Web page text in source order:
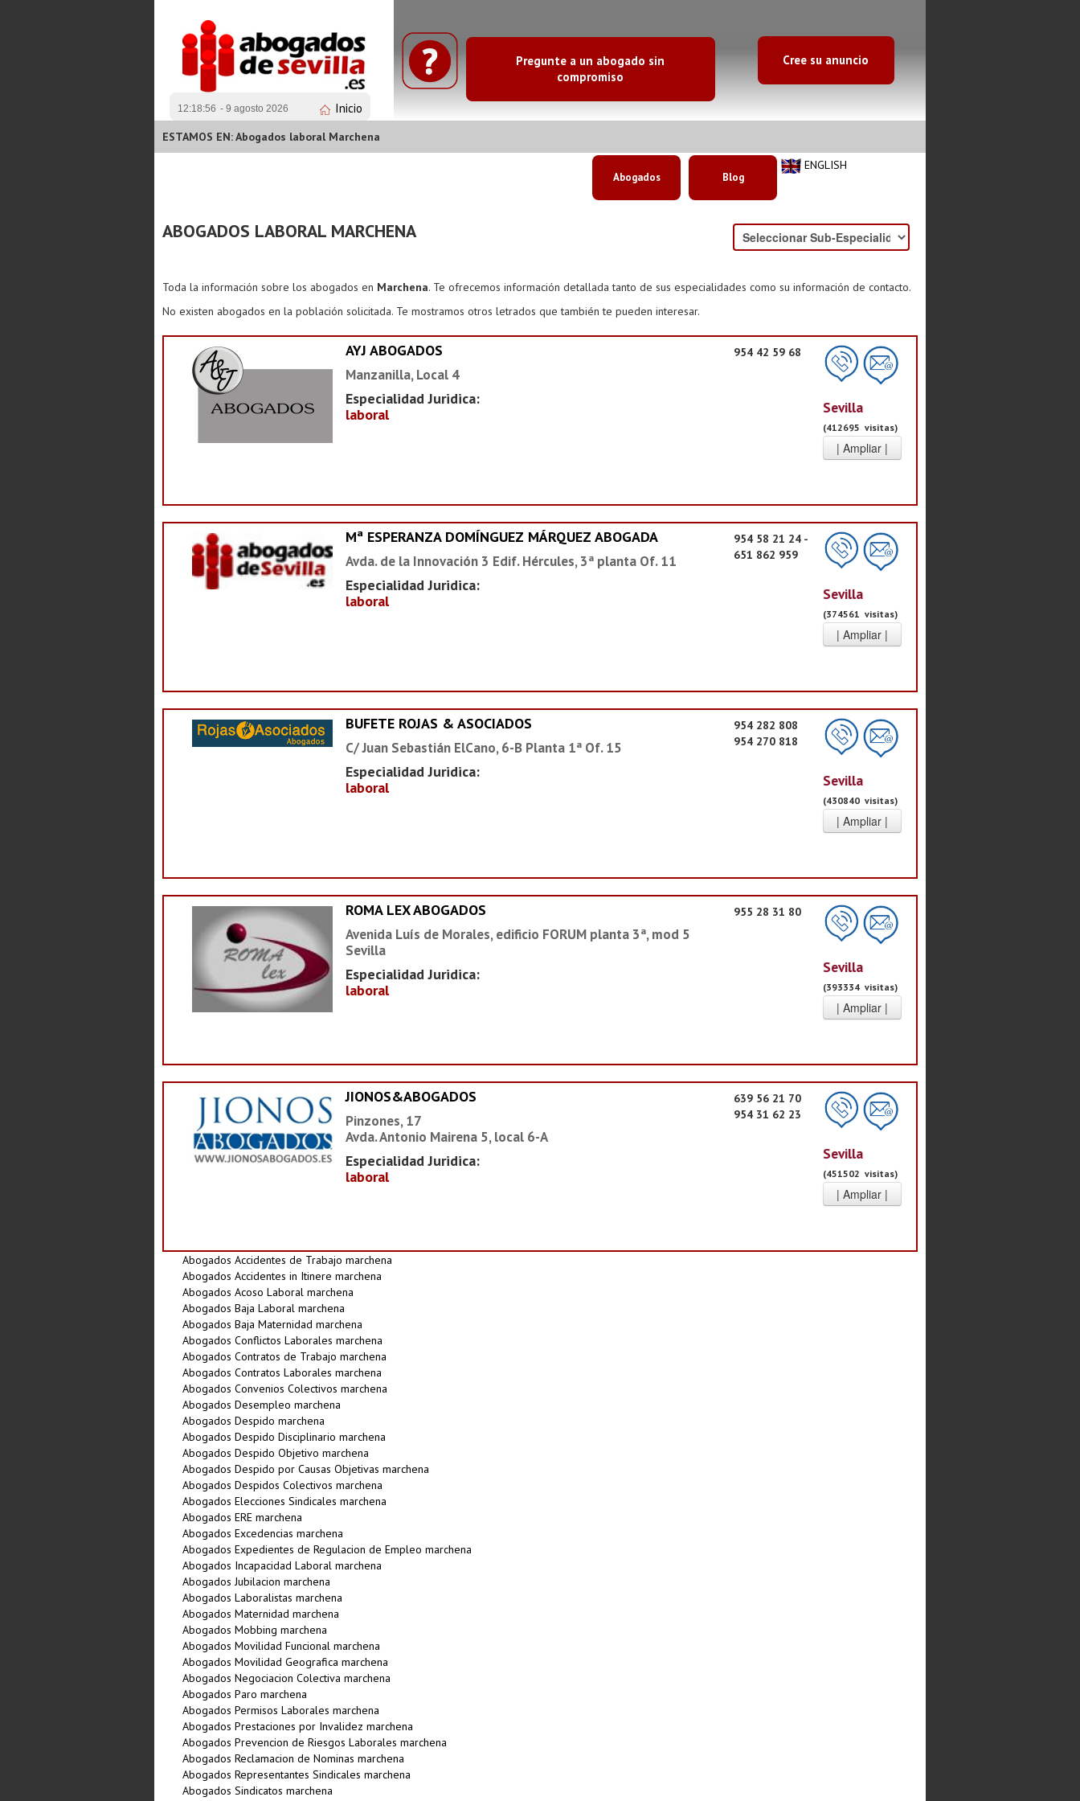
12:18:56 - 9 agosto 2026 Inicio
Pregunte a un abogado sin
compromiso
Cree su anuncio
ESTAMOS EN: Abogados laboral Marchena
ENGLISH
Abogados Blog
ABOGADOS LABORAL MARCHENA
Toda la información sobre los abogados en Marchena. Te ofrecemos información detallada tanto de sus especialidades como su información de contacto.
No existen abogados en la población solicitada. Te mostramos otros letrados que también te pueden interesar.
AYJ ABOGADOS
Manzanilla, Local 4
Especialidad Juridica:
laboral
954 42 59 68
Sevilla
(412695 visitas)
Mª ESPERANZA DOMÍNGUEZ MÁRQUEZ ABOGADA
Avda. de la Innovación 3 Edif. Hércules, 3ª planta Of. 11
Especialidad Juridica:
laboral
954 58 21 24 -
651 862 959
Sevilla
(374561 visitas)
BUFETE ROJAS & ASOCIADOS
C/ Juan Sebastián ElCano, 6-B Planta 1ª Of. 15
Especialidad Juridica:
laboral
954 282 808
954 270 818
Sevilla
(430840 visitas)
ROMA LEX ABOGADOS
Avenida Luís de Morales, edificio FORUM planta 3ª, mod 5
Sevilla
Especialidad Juridica:
laboral
955 28 31 80
Sevilla
(393334 visitas)
JIONOS&ABOGADOS
Pinzones, 17
Avda. Antonio Mairena 5, local 6-A
Especialidad Juridica:
laboral
639 56 21 70
954 31 62 23
Sevilla
(451502 visitas)
Abogados Accidentes de Trabajo marchena
Abogados Accidentes in Itinere marchena
Abogados Acoso Laboral marchena
Abogados Baja Laboral marchena
Abogados Baja Maternidad marchena
Abogados Conflictos Laborales marchena
Abogados Contratos de Trabajo marchena
Abogados Contratos Laborales marchena
Abogados Convenios Colectivos marchena
Abogados Desempleo marchena
Abogados Despido marchena
Abogados Despido Disciplinario marchena
Abogados Despido Objetivo marchena
Abogados Despido por Causas Objetivas marchena
Abogados Despidos Colectivos marchena
Abogados Elecciones Sindicales marchena
Abogados ERE marchena
Abogados Excedencias marchena
Abogados Expedientes de Regulacion de Empleo marchena
Abogados Incapacidad Laboral marchena
Abogados Jubilacion marchena
Abogados Laboralistas marchena
Abogados Maternidad marchena
Abogados Mobbing marchena
Abogados Movilidad Funcional marchena
Abogados Movilidad Geografica marchena
Abogados Negociacion Colectiva marchena
Abogados Paro marchena
Abogados Permisos Laborales marchena
Abogados Prestaciones por Invalidez marchena
Abogados Prevencion de Riesgos Laborales marchena
Abogados Reclamacion de Nominas marchena
Abogados Representantes Sindicales marchena
Abogados Sindicatos marchena